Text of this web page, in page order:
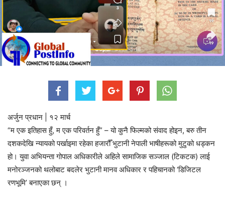
अर्जुन प्रधान | १२ मार्च
“म एक इतिहास हुँ, म एक परिवर्तन हुँ” – यो कुनै फिल्मको संवाद होइन, बरु तीन
दशकदेखि न्यायको पर्खाइमा रहेका हजारौँ भुटानी नेपाली भाषीहरूको मुटुको धड्कन
हो। युवा अभियन्ता गोपाल अधिकारीले अहिले सामाजिक सञ्जाल (टिकटक) लाई
मनोरञ्जनको थलोबाट बदलेर भुटानी मानव अधिकार र पहिचानको ‘डिजिटल
रणभूमि’ बनाएका छन् ।